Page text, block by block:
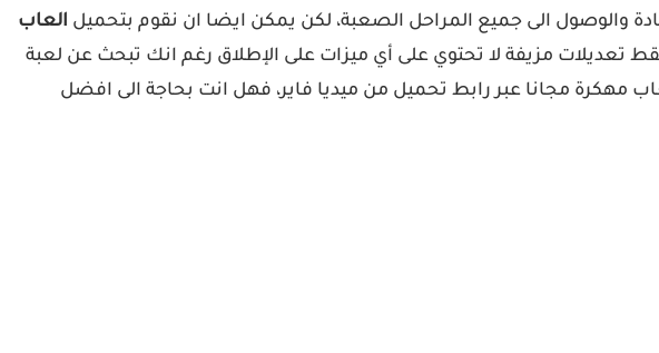
والوصول الى جميع المراحل الصعبة، لكن يمكن ايضا ان نقوم بتحميل العاب
فقط تعديلات مزيفة لا تحتوي على أي ميزات على الإطلاق رغم انك تبحث عن لعبة
مهكرة مجانا عبر رابط تحميل من ميديا فاير، فهل انت بحاجة الى افضل